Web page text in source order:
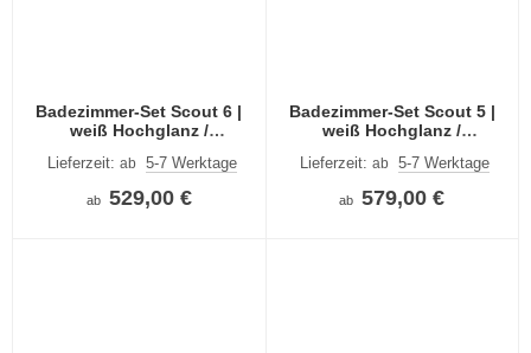
Badezimmer-Set Scout 6 |
weiß Hochglanz /
Beleuchtung
Lieferzeit: ab 5-7 Werktage
ab 529,00 €
Badezimmer-Set Scout 5 |
weiß Hochglanz /
Beleuchtung
Lieferzeit:ab 5-7 Werktage
ab 579,00 €